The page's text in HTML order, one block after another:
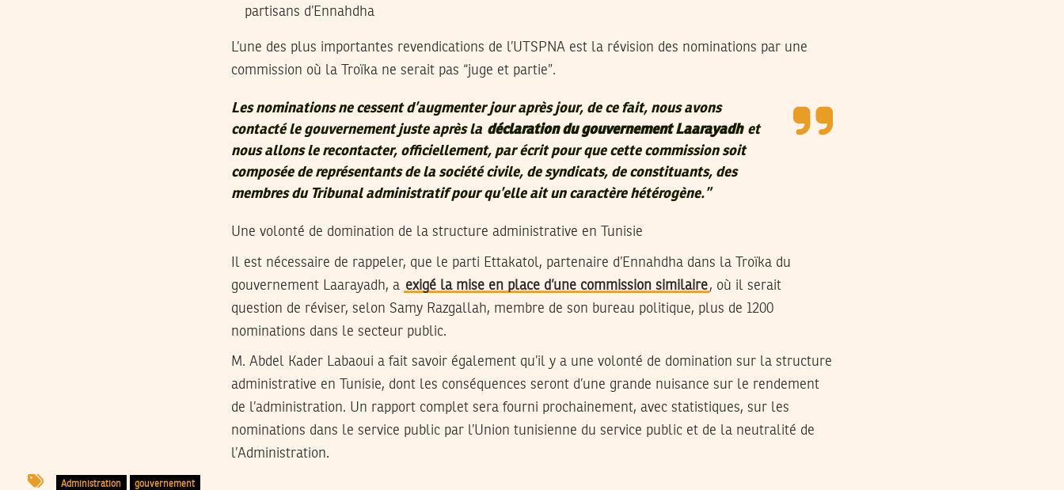
partisans d’Ennahdha
L’une des plus importantes revendications de l’UTSPNA est la révision des nominations par une
commission où la Troïka ne serait pas “juge et partie”.
Les nominations ne cessent d’augmenter jour après jour, de ce fait, nous avons
contacté le gouvernement juste après la déclaration du gouvernement Laarayadh et
nous allons le recontacter, officiellement, par écrit pour que cette commission soit
composée de représentants de la société civile, de syndicats, de constituants, des
membres du Tribunal administratif pour qu’elle ait un caractère hétérogène.”
Une volonté de domination de la structure administrative en Tunisie
Il est nécessaire de rappeler, que le parti Ettakatol, partenaire d’Ennahdha dans la Troïka du
gouvernement Laarayadh, a exigé la mise en place d’une commission similaire, où il serait
question de réviser, selon Samy Razgallah, membre de son bureau politique, plus de 1200
nominations dans le secteur public.
M. Abdel Kader Labaoui a fait savoir également qu’il y a une volonté de domination sur la structure
administrative en Tunisie, dont les conséquences seront d’une grande nuisance sur le rendement
de l’administration. Un rapport complet sera fourni prochainement, avec statistiques, sur les
nominations dans le service public par l’Union tunisienne du service public et de la neutralité de
l’Administration.
Administration gouvernement